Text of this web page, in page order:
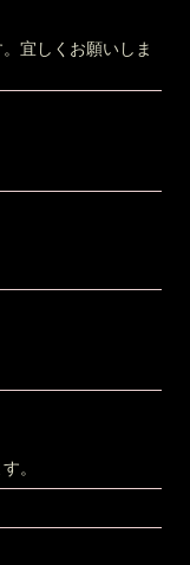
宜しくお願いしま
。